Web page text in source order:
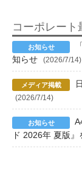
コーポレート
知らせ
(2026/7/14)
(2026/7/14)
ド 2026年 夏版